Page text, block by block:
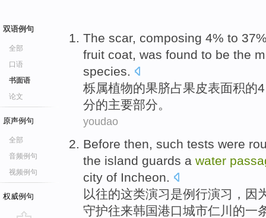
双语例句
全部
口语
书面语
论文
原声例句
全部
音频例句
视频例句
权威例句
The scar, composing 4% to
fruit coat, was found to be the
species.
栎属植物的果脐占果皮表面积的
分的主要部分。
youdao
Before then, such tests were
the island guards a water
city of Incheon.
以往的这类演习是例行演习， 因
守护往来韩国港口城市仁川的一